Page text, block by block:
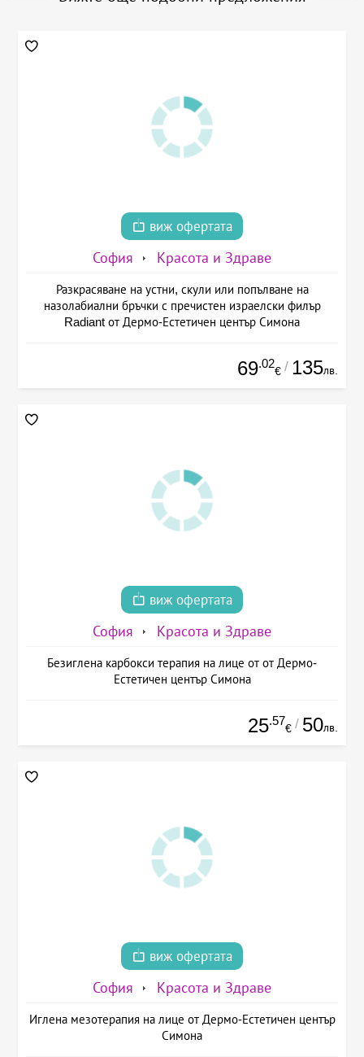
виж офертата
София Красота и Здраве
Разкрасяване на устни, скули или попълване на
назолабиални бръчки с пречистен израелски филър
Radiant от Дермо-Естетичен център Симона
69.02
€ / 135лв.
виж офертата
София Красота и Здраве
Безиглена карбокси терапия на лице от от Дермо-
Естетичен център Симона
25.57
€ / 50лв.
виж офертата
София Красота и Здраве
Иглена мезотерапия на лице от Дермо-Естетичен център
Симона